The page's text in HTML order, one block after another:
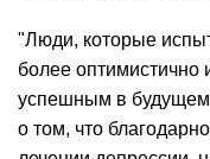
"Люди, которые
более оптимистично
успешным в
о том, что